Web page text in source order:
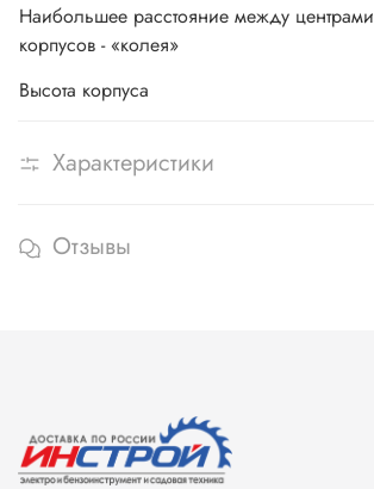
Наибольшее расстояние между центрами
корпусов - «колея»
Высота корпуса
Характеристики
Отзывы